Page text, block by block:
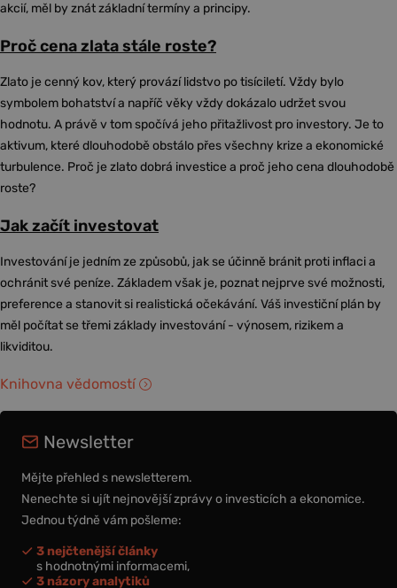
akcií, měl by znát základní termíny a principy.
Proč cena zlata stále roste?
Zlato je cenný kov, který provází lidstvo po tisíciletí. Vždy bylo
symbolem bohatství a napříč věky vždy dokázalo udržet svou
hodnotu. A právě v tom spočívá jeho přitažlivost pro investory. Je to
aktivum, které dlouhodobě obstálo přes všechny krize a ekonomické
turbulence. Proč je zlato dobrá investice a proč jeho cena dlouhodobě
roste?
Jak začít investovat
Investování je jedním ze způsobů, jak se účinně bránit proti inflaci a
ochránit své peníze. Základem však je, poznat nejprve své možnosti,
preference a stanovit si realistická očekávání. Váš investiční plán by
měl počítat se třemi základy investování - výnosem, rizikem a
likviditou.
Knihovna vědomostí
Newsletter
Mějte přehled s newsletterem.
Nenechte si ujít nejnovější zprávy o investicích a ekonomice.
Jednou týdně vám pošleme:
3 nejčtenější články
s hodnotnými informacemi,
3 názory analytiků